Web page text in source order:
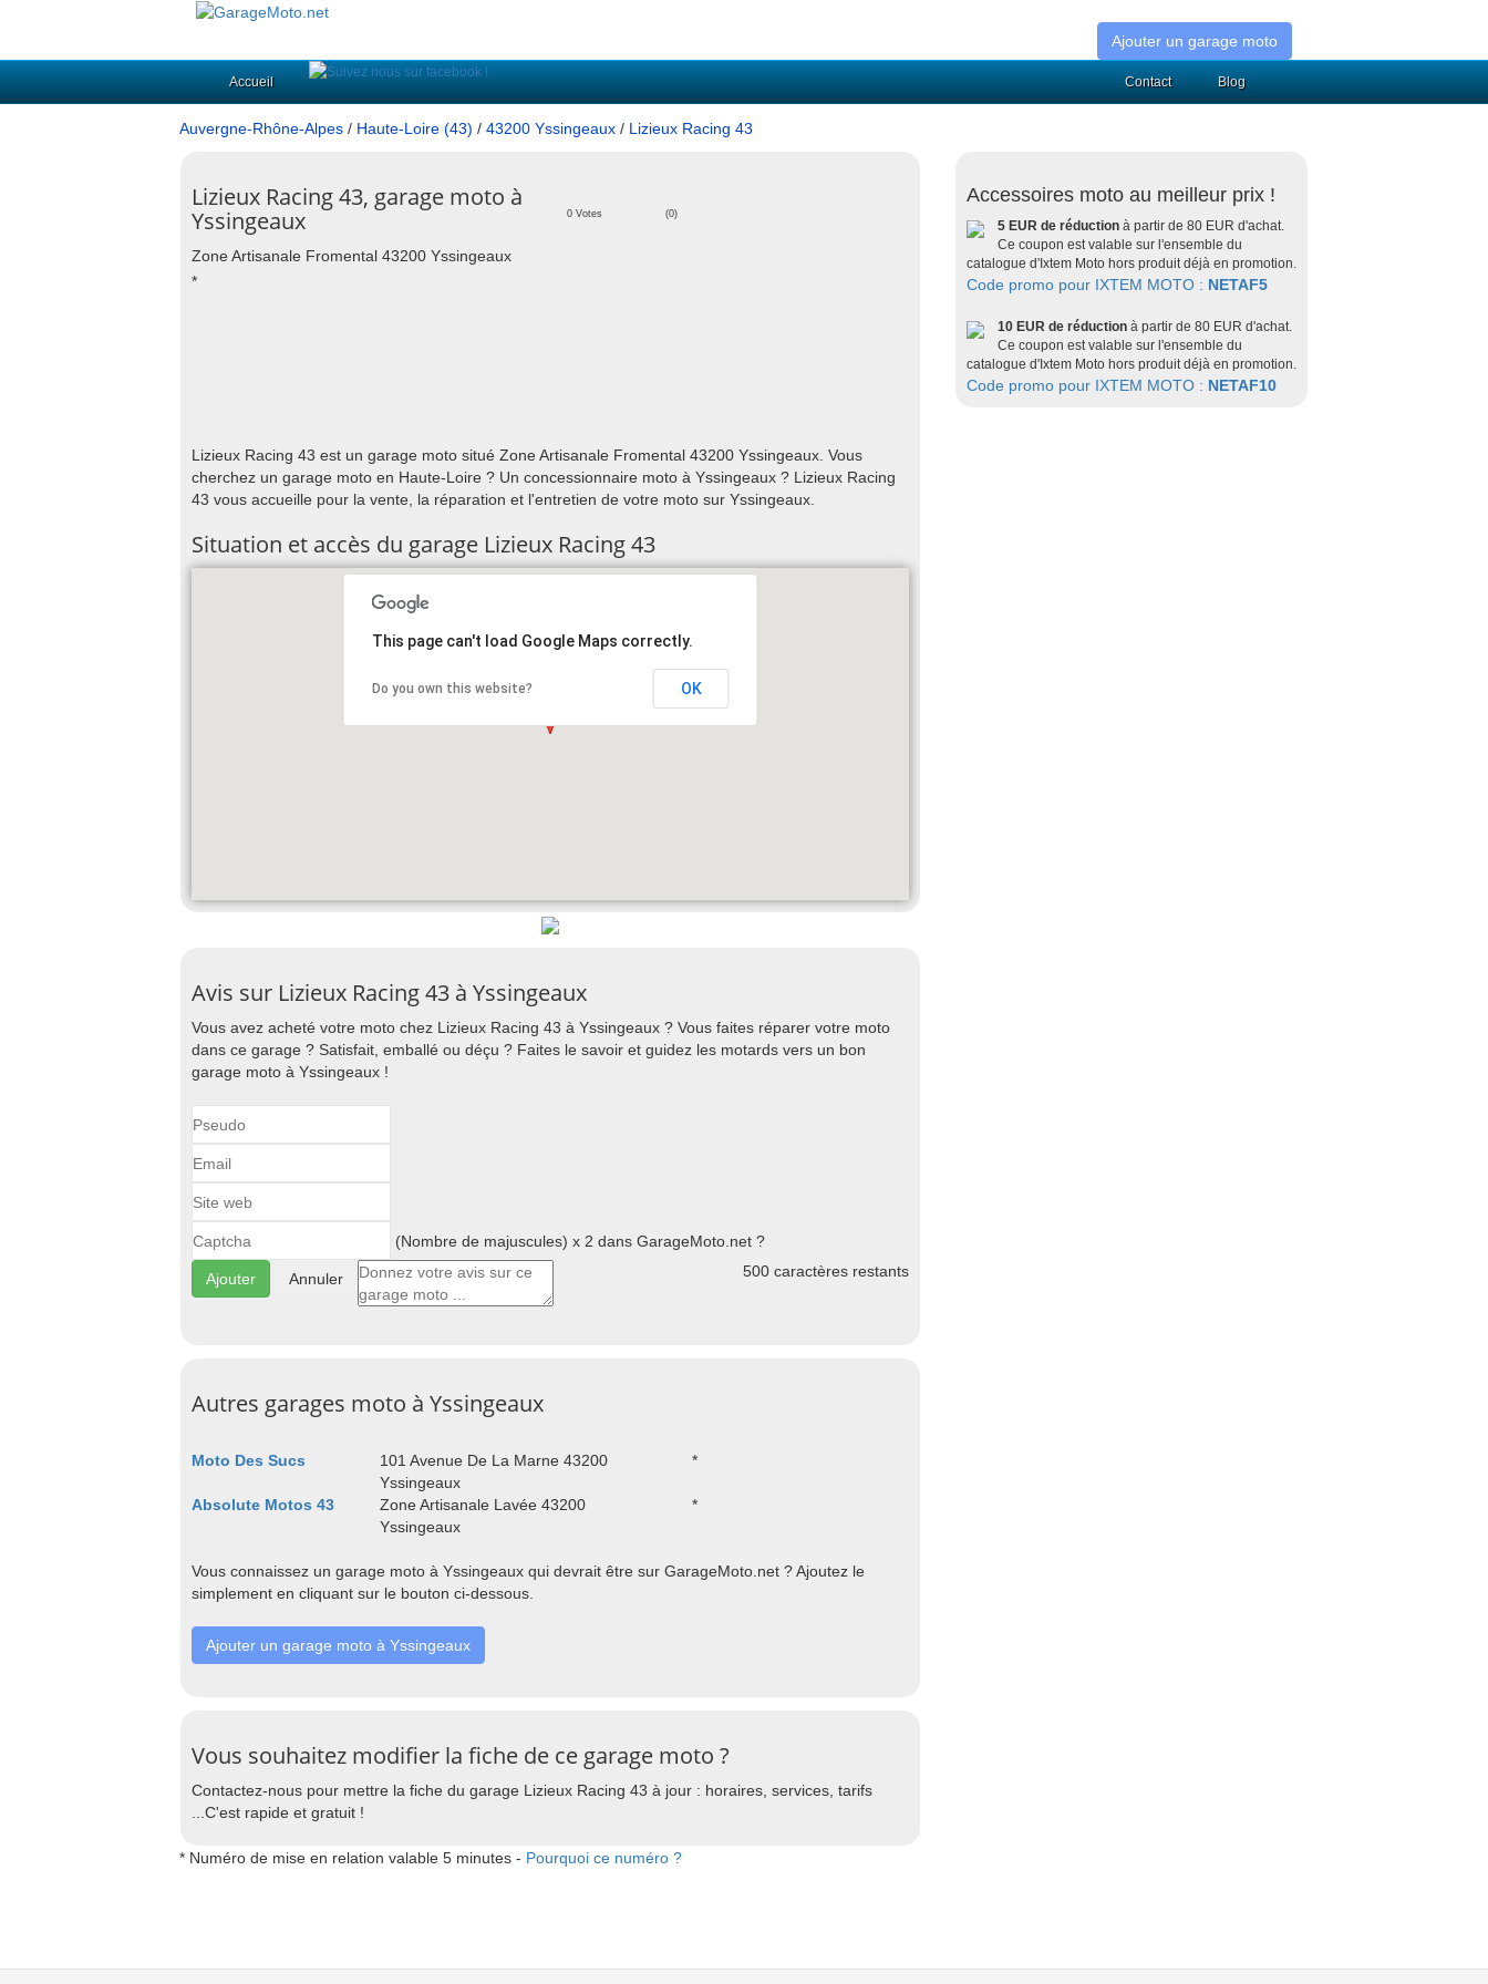
Ajouter un garage moto
Accueil Blog
Contact
Auvergne-Rhône-Alpes / Haute-Loire (43) / 43200 Yssingeaux / Lizieux Racing 43
Lizieux Racing 43, garage moto à
Yssingeaux
0 Votes (0)
Zone Artisanale Fromental 43200 Yssingeaux
*
Lizieux Racing 43 est un garage moto situé Zone Artisanale Fromental 43200 Yssingeaux. Vous
cherchez un garage moto en Haute-Loire ? Un concessionnaire moto à Yssingeaux ? Lizieux Racing
43 vous accueille pour la vente, la réparation et l'entretien de votre moto sur Yssingeaux.
Situation et accès du garage Lizieux Racing 43
This page can't load Google Maps correctly.
Do you own this website? OK
Avis sur Lizieux Racing 43 à Yssingeaux
Vous avez acheté votre moto chez Lizieux Racing 43 à Yssingeaux ? Vous faites réparer votre moto
dans ce garage ? Satisfait, emballé ou déçu ? Faites le savoir et guidez les motards vers un bon
garage moto à Yssingeaux !
(Nombre de majuscules) x 2 dans GarageMoto.net ?
Annuler 500 caractères restants
Autres garages moto à Yssingeaux
Moto Des Sucs
101 Avenue De La Marne 43200
Yssingeaux
*
Absolute Motos 43
Zone Artisanale Lavée 43200
Yssingeaux
*
Vous connaissez un garage moto à Yssingeaux qui devrait être sur GarageMoto.net ? Ajoutez le
simplement en cliquant sur le bouton ci-dessous.
Ajouter un garage moto à Yssingeaux
Vous souhaitez modifier la fiche de ce garage moto ?
Contactez-nous pour mettre la fiche du garage Lizieux Racing 43 à jour : horaires, services, tarifs
...C'est rapide et gratuit !
* Numéro de mise en relation valable 5 minutes - Pourquoi ce numéro ?
Accessoires moto au meilleur prix !
5 EUR de réduction à partir de 80 EUR d'achat.
Ce coupon est valable sur l'ensemble du
catalogue d'Ixtem Moto hors produit déjà en promotion.
Code promo pour IXTEM MOTO : NETAF5
10 EUR de réduction à partir de 80 EUR d'achat.
Ce coupon est valable sur l'ensemble du
catalogue d'Ixtem Moto hors produit déjà en promotion.
Code promo pour IXTEM MOTO : NETAF10